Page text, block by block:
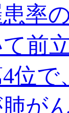
率
前
位で
が